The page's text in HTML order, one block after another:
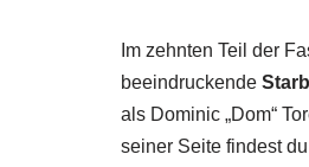
Im zehnten Teil der
beeindruckende
als Dominic „Dom“
seiner Seite findest